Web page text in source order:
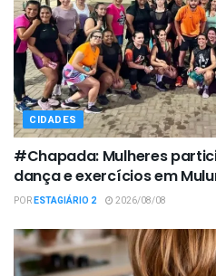
CIDADES
#Chapada: Mulheres
dança e exercícios em
PORESTAGIÁRIO 2 2026/08/08